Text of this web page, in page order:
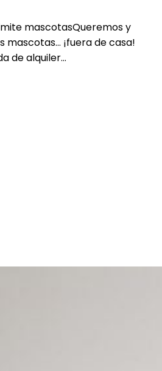
mascotasQueremos y
mascotas… ¡fuera de casa!
de alquiler…